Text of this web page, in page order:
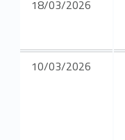
o
18/03/2026
10/03/2026